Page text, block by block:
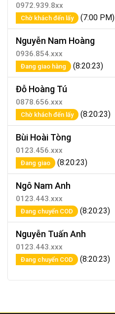
0972.939.8xx
Chờ khách đến lấy (7:00 PM)
Nguyễn Nam Hoàng
0936.854.xxx
Đang giao hàng (8:20:23)
Đỗ Hoàng Tú
0878.656.xxx
Chờ khách đến lấy (8:20:23)
Bùi Hoài Tòng
0123.456.xxx
Đang giao (8:20:23)
Ngô Nam Anh
0123.443.xxx
Đang chuyển COD (8:20:23)
Nguyễn Tuấn Anh
0123.443.xxx
Đang chuyển COD (8:20:23)